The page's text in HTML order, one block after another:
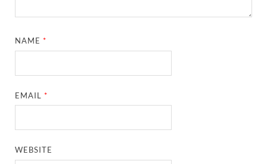
NAME*
EMAIL*
WEBSITE